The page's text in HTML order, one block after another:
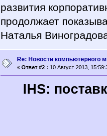
развития
продолжает
Наталья
Re: Новости компьютерного
« Ответ #2 : 10 Август 2013,
IHS: